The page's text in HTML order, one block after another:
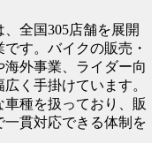
、全国305店舗を展開
す。バイクの販売・
外事業、ライダー向
く手掛けています。
種を扱っており、販
貫対応できる体制を